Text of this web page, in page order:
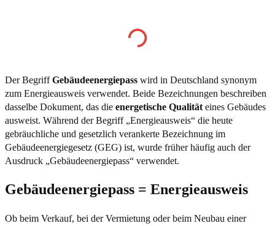
Der BegriffGebäudeenergiepass wird in Deutschland synonym
zum Energieausweis verwendet. Beide Bezeichnungen beschreiben
dasselbe Dokument, das die energetische Qualität eines Gebäudes
ausweist. Während der Begriff „Energieausweis“ die heute
gebräuchliche und gesetzlich verankerte Bezeichnung im
Gebäudeenergiegesetz (GEG) ist, wurde früher häufig auch der
Ausdruck „Gebäudeenergiepass“ verwendet.
Gebäudeenergiepass = Energieausweis
Ob beim Verkauf, bei der Vermietung oder beim Neubau einer